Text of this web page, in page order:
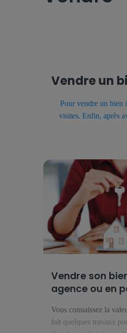
Vendre un
Pour vendre un bien
visites. Enfin, après
Vendre son
agence ou en
Vous connaissez la
fait quelques travaux